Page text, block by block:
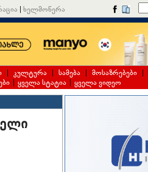
| ხელმოწერა
| კულტურა | სამება | მოსაზრებები |
| ყველა სტატია | ყველა ვიდეო